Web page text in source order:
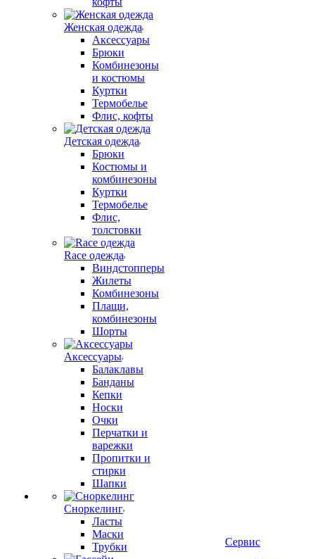
Женская одежда
Аксессуары
Брюки
Комбинезоны
и костюмы
Куртки
Термобелье
Флис, кофты
Детская одежда
Брюки
Костюмы и
комбинезоны
Куртки
Термобелье
Флис,
толстовки
Race одежда
Виндстопперы
Жилеты
Комбинезоны
Плащи,
комбинезоны
Шорты
Аксессуары
Балаклавы
Банданы
Кепки
Носки
Очки
Перчатки и
варежки
Пропитки и
стирки
Шапки
Сноркелинг
Ласты
Маски
Трубки
Сервис